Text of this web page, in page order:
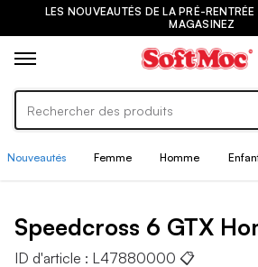
LES NOUVEAUTÉS DE LA PRÉ-
MAGASINEZ
Nouveautés Femme Homme
Speedcross 6 GTX
ID d'article : L47880000 📋